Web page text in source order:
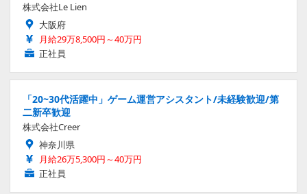
株式会社Le Lien
大阪府
月給29万8,500円～40万円
正社員
「20~30代活躍中」ゲーム運営アシスタント/未経験歓迎/第
二新卒歓迎
株式会社Creer
神奈川県
月給26万5,300円～40万円
正社員